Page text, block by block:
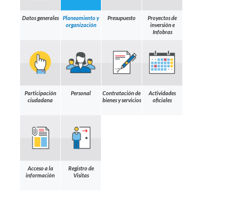
Datos generales
Planeamiento y
organización
Presupuesto
Proyectos de
inversión e
Infobras
Participación
ciudadana
Personal
Contratación de
bienes y servicios
Actividades
oficiales
Acceso a la
información
Registro de
Visitas